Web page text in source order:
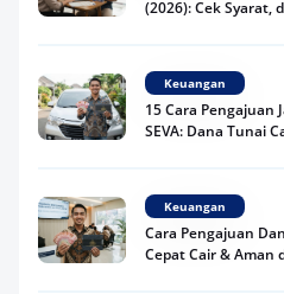
(2026): Cek Syarat,
Keuangan
15 Cara Pengajuan
SEVA: Dana Tunai
Keuangan
Cara Pengajuan
Cepat Cair & Aman